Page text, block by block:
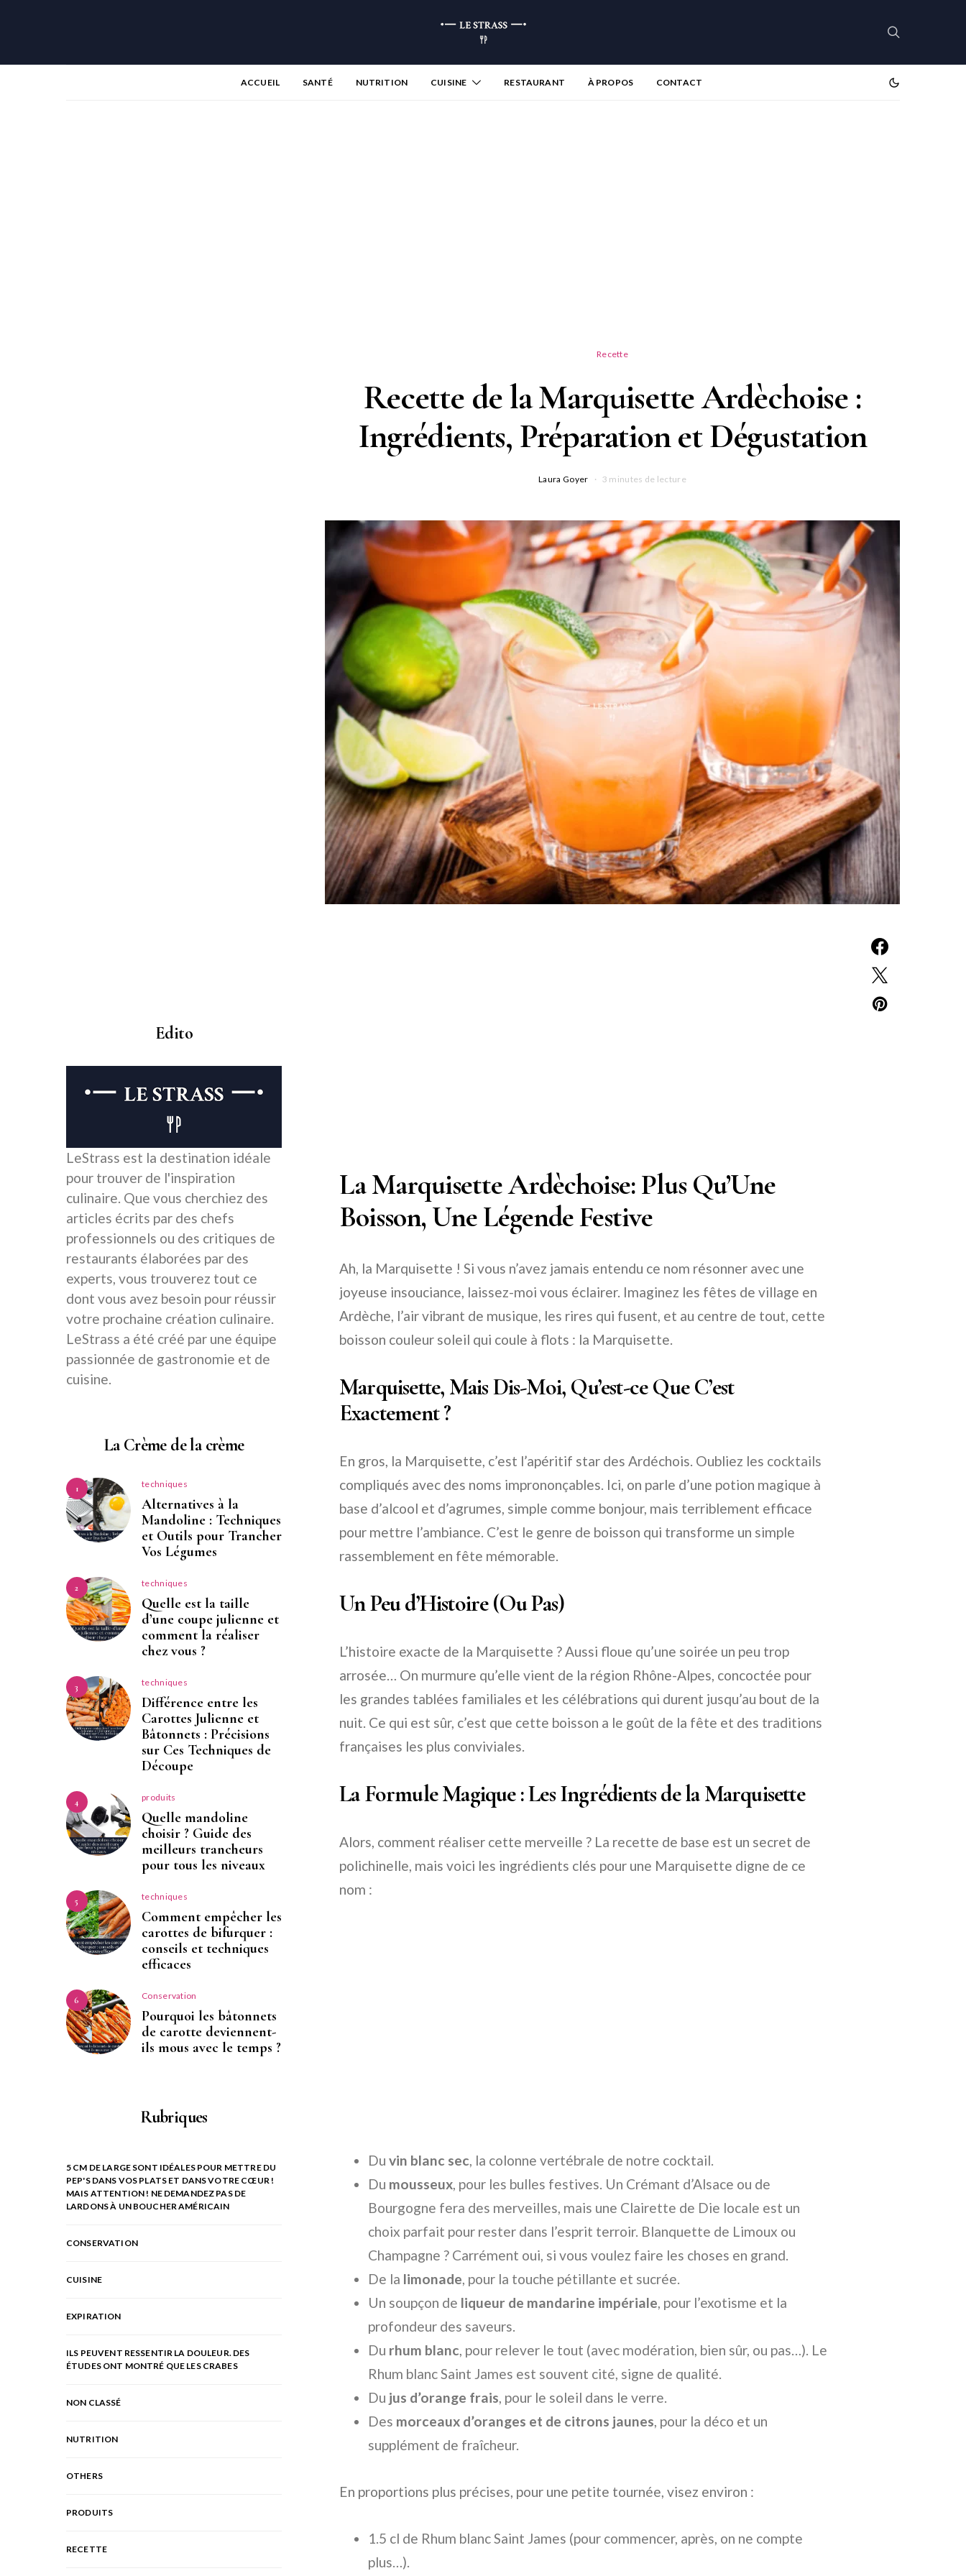
ACCUEIL SANTÉ NUTRITION CUISINE RESTAURANT À PROPOS CONTACT
Recette
Recette de la Marquisette Ardèchoise :
Ingrédients, Préparation et Dégustation
Laura Goyer 3 minutes de lecture
La Marquisette Ardèchoise: Plus Qu’Une
Boisson, Une Légende Festive
Ah, la Marquisette ! Si vous n’avez jamais entendu ce nom résonner avec une
joyeuse insouciance, laissez-moi vous éclairer. Imaginez les fêtes de village en
Ardèche, l’air vibrant de musique, les rires qui fusent, et au centre de tout, cette
boisson couleur soleil qui coule à flots : la Marquisette.
Marquisette, Mais Dis-Moi, Qu’est-ce Que C’est
Exactement ?
En gros, la Marquisette, c’est l’apéritif star des Ardéchois. Oubliez les cocktails
compliqués avec des noms imprononçables. Ici, on parle d’une potion magique à
base d’alcool et d’agrumes, simple comme bonjour, mais terriblement efficace
pour mettre l’ambiance. C’est le genre de boisson qui transforme un simple
rassemblement en fête mémorable.
Un Peu d’Histoire (Ou Pas)
L’histoire exacte de la Marquisette ? Aussi floue qu’une soirée un peu trop
arrosée… On murmure qu’elle vient de la région Rhône-Alpes, concoctée pour
les grandes tablées familiales et les célébrations qui durent jusqu’au bout de la
nuit. Ce qui est sûr, c’est que cette boisson a le goût de la fête et des traditions
françaises les plus conviviales.
La Formule Magique : Les Ingrédients de la Marquisette
Alors, comment réaliser cette merveille ? La recette de base est un secret de
polichinelle, mais voici les ingrédients clés pour une Marquisette digne de ce
nom :
Du vin blanc sec, la colonne vertébrale de notre cocktail.
Du mousseux, pour les bulles festives. Un Crémant d’Alsace ou de
Bourgogne fera des merveilles, mais une Clairette de Die locale est un
choix parfait pour rester dans l’esprit terroir. Blanquette de Limoux ou
Champagne ? Carrément oui, si vous voulez faire les choses en grand.
De la limonade, pour la touche pétillante et sucrée.
Un soupçon de liqueur de mandarine impériale, pour l’exotisme et la
profondeur des saveurs.
Du rhum blanc, pour relever le tout (avec modération, bien sûr, ou pas…). Le
Rhum blanc Saint James est souvent cité, signe de qualité.
Du jus d’orange frais, pour le soleil dans le verre.
Des morceaux d’oranges et de citrons jaunes, pour la déco et un
supplément de fraîcheur.
En proportions plus précises, pour une petite tournée, visez environ :
1.5 cl de Rhum blanc Saint James (pour commencer, après, on ne compte
plus…).
Edito
LeStrass est la destination idéale
pour trouver de l'inspiration
culinaire. Que vous cherchiez des
articles écrits par des chefs
professionnels ou des critiques de
restaurants élaborées par des
experts, vous trouverez tout ce
dont vous avez besoin pour réussir
votre prochaine création culinaire.
LeStrass a été créé par une équipe
passionnée de gastronomie et de
cuisine.
La Crème de la crème
1 techniques
Alternatives à la
Mandoline : Techniques
et Outils pour Trancher
Vos Légumes
2 techniques
Quelle est la taille
d’une coupe julienne et
comment la réaliser
chez vous ?
3 techniques
Différence entre les
Carottes Julienne et
Bâtonnets : Précisions
sur Ces Techniques de
Découpe
4 produits
Quelle mandoline
choisir ? Guide des
meilleurs trancheurs
pour tous les niveaux
5 techniques
Comment empêcher les
carottes de bifurquer :
conseils et techniques
efficaces
6 Conservation
Pourquoi les bâtonnets
de carotte deviennent-
ils mous avec le temps ?
Rubriques
5 CM DE LARGE SONT IDÉALES POUR METTRE DU
PEP'S DANS VOS PLATS ET DANS VOTRE CŒUR !
MAIS ATTENTION ! NE DEMANDEZ PAS DE
LARDONS À UN BOUCHER AMÉRICAIN
CONSERVATION
CUISINE
EXPIRATION
ILS PEUVENT RESSENTIR LA DOULEUR. DES
ÉTUDES ONT MONTRÉ QUE LES CRABES
NON CLASSÉ
NUTRITION
OTHERS
PRODUITS
RECETTE